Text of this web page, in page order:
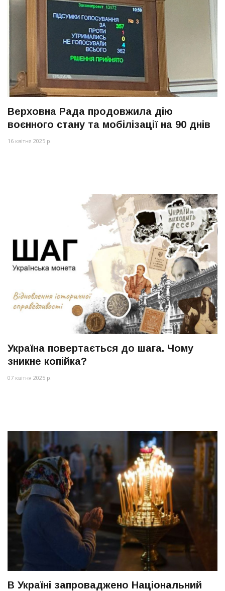
Верховна Рада продовжила дію
воєнного стану та мобілізації на 90 днів
16 квітня 2025 р.
Україна повертається до шага. Чому
зникне копійка?
07 квітня 2025 р.
В Україні запроваджено Національний